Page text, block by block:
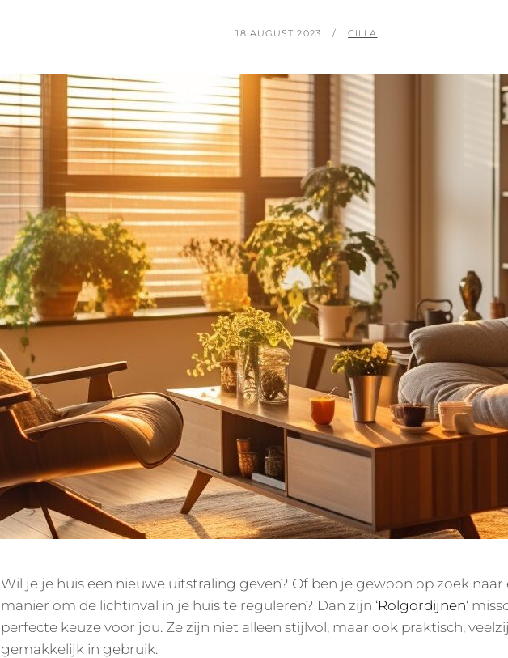
POSTED
18 AUGUST 2023 BY
CILLA
Wil je je huis een nieuwe uitstraling geven? Of ben je gewoon op zoek naar
manier om de lichtinval in je huis te reguleren? Dan zijn ‘Rolgordijnen‘
perfecte keuze voor jou. Ze zijn niet alleen stijlvol, maar ook praktisch,
gemakkelijk in gebruik.